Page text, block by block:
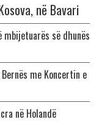
në Bavari
mbijetuarës së dhunës
me Koncertin e
në Holandë